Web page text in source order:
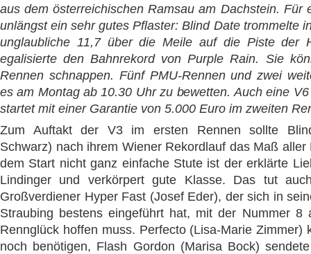
aus dem österreichischen Ramsau am Dachstein. Für
unlängst ein sehr gutes Pflaster: Blind Date trommelte
unglaubliche 11,7 über die Meile auf die Piste der
egalisierte den Bahnrekord von Purple Rain. Sie
Rennen schnappen. Fünf PMU-Rennen und zwei
es am Montag ab 10.30 Uhr zu bewetten. Auch eine
startet mit einer Garantie von 5.000 Euro im zweiten
Zum Auftakt der V3 im ersten Rennen sollte
Schwarz) nach ihrem Wiener Rekordlauf das Maß
dem Start nicht ganz einfache Stute ist der erklärte
Lindinger und verkörpert gute Klasse. Das tut
Großverdiener Hyper Fast (Josef Eder), der sich in
Straubing bestens eingeführt hat, mit der Nummer 8
Rennglück hoffen muss. Perfecto (Lisa-Marie Zimmer)
noch benötigen, Flash Gordon (Marisa Bock)